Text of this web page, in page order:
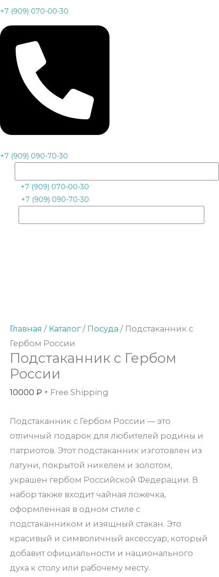
+7 (909) 070-00-30
+7 (909) 090-70-30
+7 (909) 070-00-30
+7 (909) 090-70-30
Главная / Каталог / Посуда / Подстаканник с
Гербом России
Подстаканник с Гербом
России
10000 ₽ + Free Shipping
Подстаканник с Гербом России — это
отличный подарок для любителей родины и
патриотов. Этот подстаканник изготовлен из
латуни, покрытой никелем и золотом,
украшен гербом Российской Федерации. В
набор также входит чайная ложечка,
оформленная в одном стиле с
подстаканником и изящный стакан. Это
красивый и символичный аксессуар, который
добавит официальности и национального
духа к столу или рабочему месту.
Гербом
России